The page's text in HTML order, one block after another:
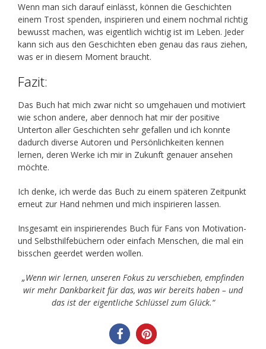
Wenn man sich darauf einlässt, können die Geschichten
einem Trost spenden, inspirieren und einem nochmal richtig
bewusst machen, was eigentlich wichtig ist im Leben. Jeder
kann sich aus den Geschichten eben genau das raus ziehen,
was er in diesem Moment braucht.
Fazit:
Das Buch hat mich zwar nicht so umgehauen und motiviert
wie schon andere, aber dennoch hat mir der positive
Unterton aller Geschichten sehr gefallen und ich konnte
dadurch diverse Autoren und Persönlichkeiten kennen
lernen, deren Werke ich mir in Zukunft genauer ansehen
möchte.
Ich denke, ich werde das Buch zu einem späteren Zeitpunkt
erneut zur Hand nehmen und mich inspirieren lassen.
Insgesamt ein inspirierendes Buch für Fans von Motivation-
und Selbsthilfebüchern oder einfach Menschen, die mal ein
bisschen geerdet werden wollen.
„Wenn wir lernen, unseren Fokus zu verschieben, empfinden
wir mehr Dankbarkeit für das, was wir bereits haben – und
das ist der eigentliche Schlüssel zum Glück.“